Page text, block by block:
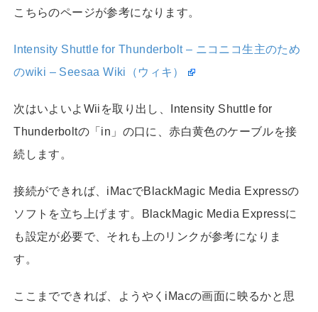
こちらのページが参考になります。
Intensity Shuttle for Thunderbolt – ニコニコ生主のため
のwiki – Seesaa Wiki（ウィキ）
次はいよいよWiiを取り出し、Intensity Shuttle for
Thunderboltの「in」の口に、赤白黄色のケーブルを接
続します。
接続ができれば、iMacでBlackMagic Media Expressの
ソフトを立ち上げます。BlackMagic Media Expressに
も設定が必要で、それも上のリンクが参考になりま
す。
ここまでできれば、ようやくiMacの画面に映るかと思